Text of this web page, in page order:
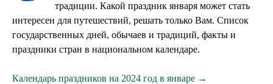
традиции. Какой праздник января может стать
интересен для путешествий, решать только Вам. Список
государственных дней, обычаев и традиций, факты и
праздники стран в национальном календаре.
Календарь праздников на 2024 год в январе →